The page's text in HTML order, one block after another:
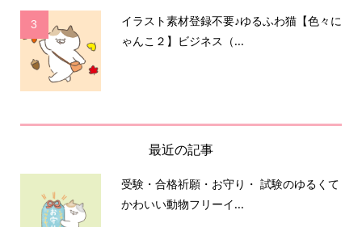
3
イラスト素材登録不要♪ゆるふわ猫【色々に
ゃんこ２】ビジネス（...
最近の記事
受験・合格祈願・お守り・ 試験のゆるくて
かわいい動物フリーイ...